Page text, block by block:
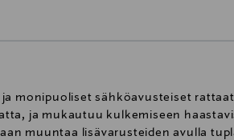
monipuoliset sähköavusteiset
ja mukautuu kulkemiseen
muuntaa lisävarusteiden avulla